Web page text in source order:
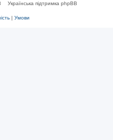
Українська підтримка phpBB
| Умови